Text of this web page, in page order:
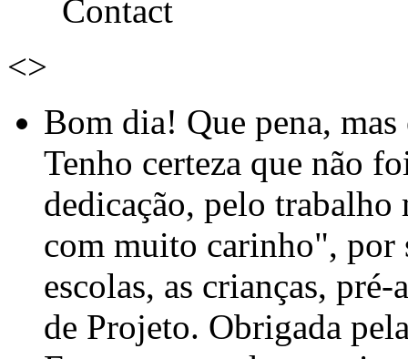
Contact
<>
Bom dia! Que pena,
Tenho certeza que não
dedicação, pelo
com muito carinho", por
escolas, as crianças, pré-
de Projeto. Obrigada